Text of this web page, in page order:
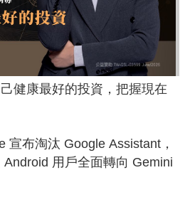
健康最好的投資，把握現在
宣布淘汰 Google Assistant，
Android 用戶全面轉向 Gemini